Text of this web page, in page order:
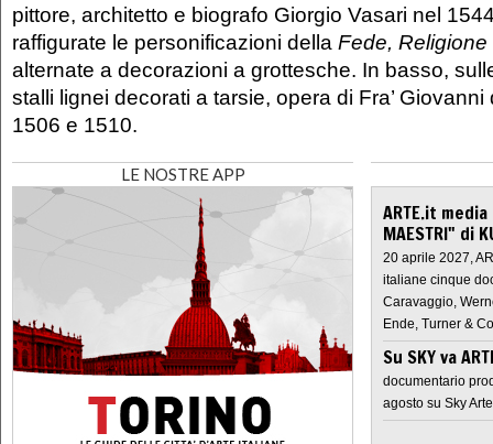
pittore, architetto e biografo Giorgio Vasari nel
raffigurate le personificazioni della Fede,
alternate a decorazioni a grottesche. In basso,
stalli lignei decorati a tarsie, opera di Fra’ Giovanni
1506 e 1510.
LE NOSTRE APP
ARTE.it
MAESTRI" di
20 aprile 2027,
italiane cinque
Caravaggio,
Ende, Turner &
Su SKY va
documentario
agosto su Sky Arte